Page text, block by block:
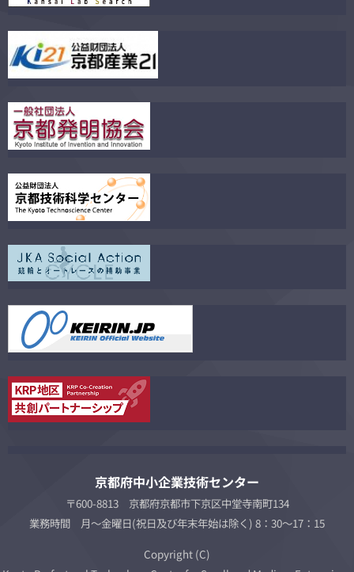
京都府中小企業技術センター
〒600-8813 京都府京都市下京区中堂寺南町134
業務時間 月～金曜日(祝日及び年末年始は除く) 8：30～17：15
Copyright (C)